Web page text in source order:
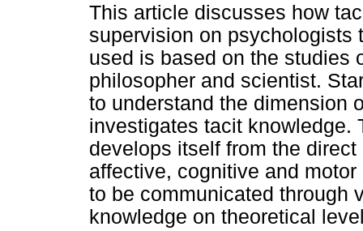
This article discusses how
supervision on psychologists
used is based on the studies
philosopher and scientist.
to understand the dimension
investigates tacit knowledge.
develops itself from the
affective, cognitive and
to be communicated through
knowledge on theoretical